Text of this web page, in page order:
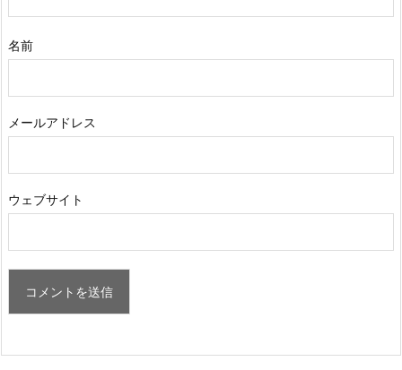
名前
メールアドレス
ウェブサイト